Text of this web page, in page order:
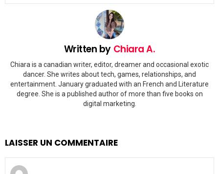
Written by Chiara A.
Chiara is a canadian writer, editor, dreamer and occasional exotic
dancer. She writes about tech, games, relationships, and
entertainment. January graduated with an French and Literature
degree. She is a published author of more than five books on
digital marketing.
LAISSER UN COMMENTAIRE